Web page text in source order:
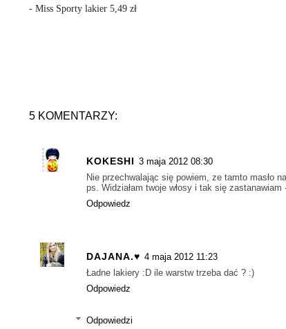
- Miss Sporty lakier 5,49 zł
5 KOMENTARZY:
KOKESHI 3 maja 2012 08:30
Nie przechwalając się powiem, ze tamto masło
ps. Widziałam twoje włosy i tak się
Odpowiedz
DAJANA.♥ 4 maja 2012 11:23
Ładne lakiery :D ile warstw trzeba dać ? :)
Odpowiedz
Odpowiedzi